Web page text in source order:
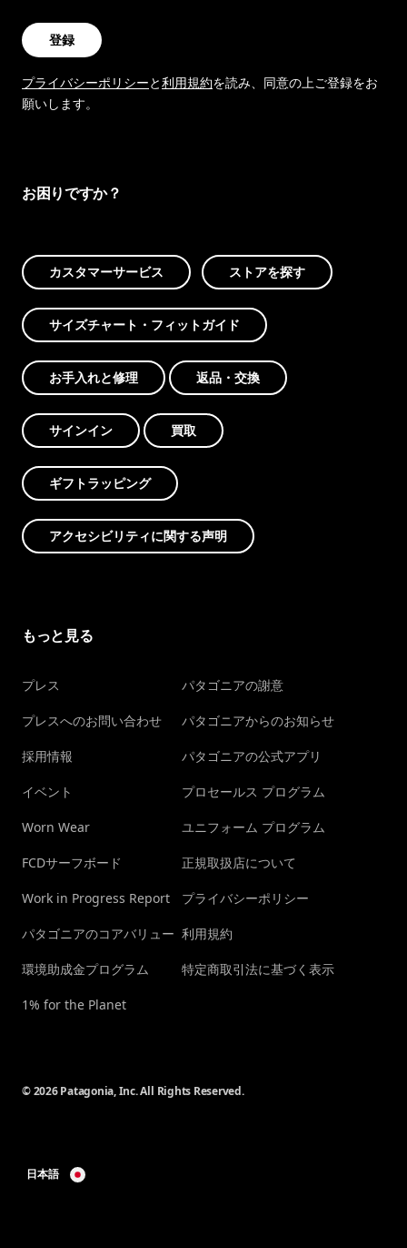
登録
プライバシーポリシーと利用規約を読み、同意の上ご登録をお
願いします。
お困りですか？
カスタマーサービス ストアを探す
サイズチャート・フィットガイド
お手入れと修理 返品・交換
サインイン 買取
ギフトラッピング
アクセシビリティに関する声明
もっと見る
プレス
プレスへのお問い合わせ
採用情報
イベント
Worn Wear
FCDサーフボード
Work in Progress Report
パタゴニアのコアバリュー
環境助成金プログラム
1% for the Planet
パタゴニアの謝意
パタゴニアからのお知らせ
パタゴニアの公式アプリ
プロセールス プログラム
ユニフォーム プログラム
正規取扱店について
プライバシーポリシー
利用規約
特定商取引法に基づく表示
© 2026 Patagonia, Inc. All Rights Reserved.
日本語